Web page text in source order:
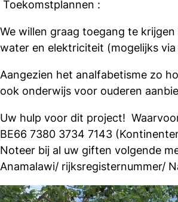
Toekomstplannen :
We willen graag toegang te
water en elektriciteit (mogelijks
Aangezien het analfabetisme zo
ook onderwijs voor ouderen
Uw hulp voor dit project!
BE66 7380 3734 7143
Noteer bij al uw giften volgende
Anamalawi/ rijksregisternummer/